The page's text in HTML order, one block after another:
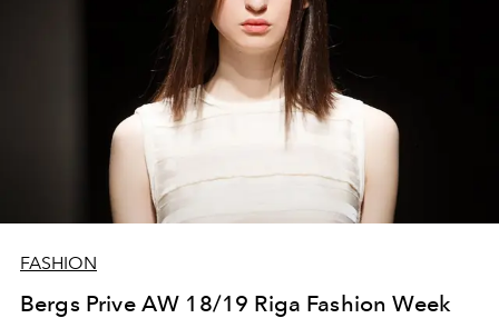
FASHION
Bergs Prive AW 18/19 Riga Fashion Week